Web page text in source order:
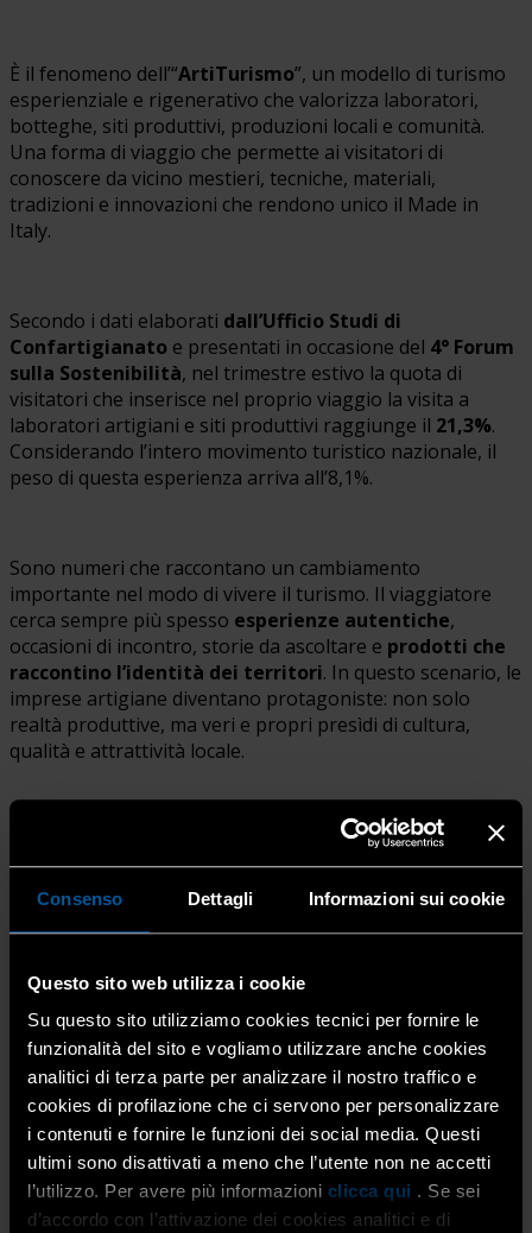
Consenso Dettagli Informazioni sui cookie
Questo sito web utilizza i cookie
Su questo sito utilizziamo cookies tecnici per fornire le
funzionalità del sito e vogliamo utilizzare anche cookies
analitici di terza parte per analizzare il nostro traffico e
cookies di profilazione che ci servono per personalizzare
i contenuti e fornire le funzioni dei social media. Questi
ultimi sono disattivati a meno che l’utente non ne accetti
l’utilizzo. Per avere più informazioni clicca qui . Se sei
d’accordo con l’attivazione dei cookies analitici e di
È il fenomeno dell’“ArtiTurismo”, un modello di turismo
esperienziale e rigenerativo che valorizza laboratori,
botteghe, siti produttivi, produzioni locali e comunità.
Una forma di viaggio che permette ai visitatori di
conoscere da vicino mestieri, tecniche, materiali,
tradizioni e innovazioni che rendono unico il Made in
Italy.
Secondo i dati elaborati dall’Ufficio Studi di
Confartigianato e presentati in occasione del 4° Forum
sulla Sostenibilità, nel trimestre estivo la quota di
visitatori che inserisce nel proprio viaggio la visita a
laboratori artigiani e siti produttivi raggiunge il 21,3%.
Considerando l’intero movimento turistico nazionale, il
peso di questa esperienza arriva all’8,1%.
Sono numeri che raccontano un cambiamento
importante nel modo di vivere il turismo. Il viaggiatore
cerca sempre più spesso esperienze autentiche,
occasioni di incontro, storie da ascoltare e prodotti che
raccontino l’identità dei territori. In questo scenario, le
imprese artigiane diventano protagoniste: non solo
realtà produttive, ma veri e propri presìdi di cultura,
qualità e attrattività locale.
Anche per il territorio bergamasco, ricco di botteghe,
produzioni tipiche, manifatture, mestieri tradizionali e
competenze innovative, l’ArtiTurismo rappresenta una
rafforzare un’offerta turistica capace di unire bellezza,
accoglienza, identità e valore economico per le comunità.
Visitare un laboratorio artigiano significa entrare nel
cuore di un mestiere, vedere come nasce un prodotto,
comprendere il valore del lavoro manuale e della
creatività, scoprire il legame tra impresa e territorio. È
un’esperienza che arricchisce il turista e, allo stesso
tempo, offre nuove opportunità alle imprese, che